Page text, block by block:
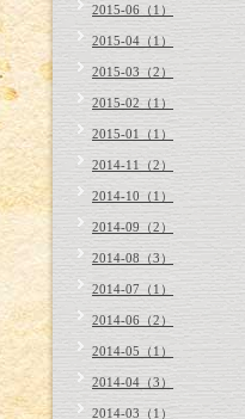
2015-06（1）
2015-04（1）
2015-03（2）
2015-02（1）
2015-01（1）
2014-11（2）
2014-10（1）
2014-09（2）
2014-08（3）
2014-07（1）
2014-06（2）
2014-05（1）
2014-04（3）
2014-03（1）